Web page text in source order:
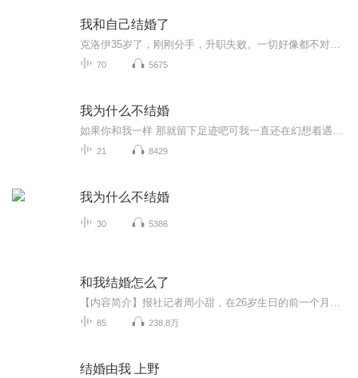
我和自己结婚了
70 5675
我为什么不结婚
21 8429
我为什么不结婚
30 5386
和我结婚怎么了
85 238.8万
结婚由我 上野